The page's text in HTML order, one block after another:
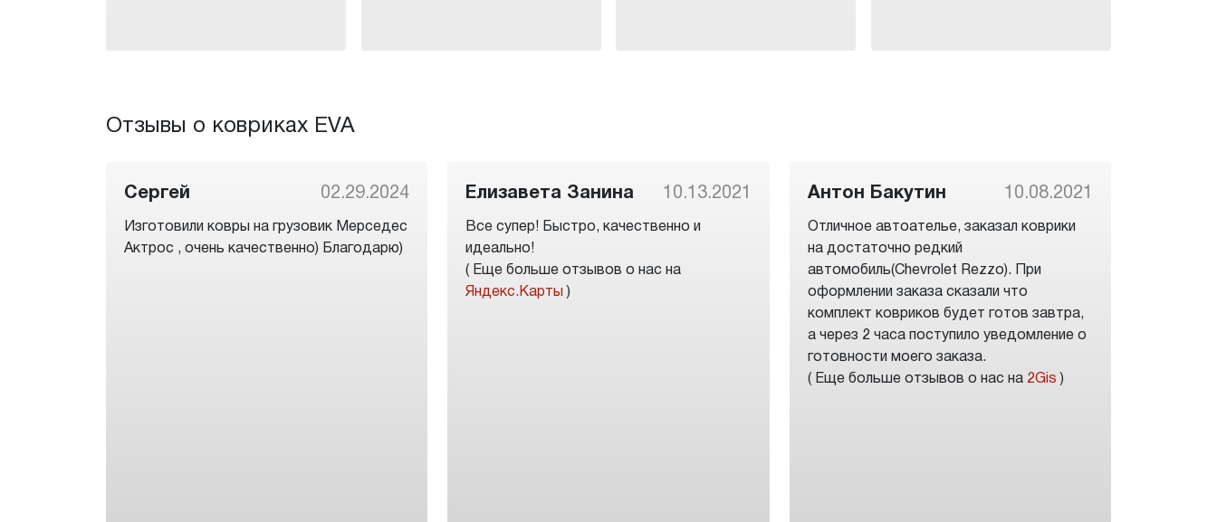
Отзывы о ковриках EVA
Сергей 02.29.2024
Изготовили ковры на грузовик Мерседес
Актрос , очень качественно) Благодарю)
Елизавета Занина 10.13.2021
Все супер! Быстро, качественно и
идеально!
( Еще больше отзывов о нас на
Яндекс.Карты )
Антон Бакутин 10.08.2021
Отличное автоателье, заказал коврики
на достаточно редкий
автомобиль(Chevrolet Rezzo). При
оформлении заказа сказали что
комплект ковриков будет готов завтра,
а через 2 часа поступило уведомление о
готовности моего заказа.
( Еще больше отзывов о нас на 2Gis )